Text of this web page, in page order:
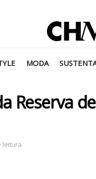
MODA
Reserva
leitura